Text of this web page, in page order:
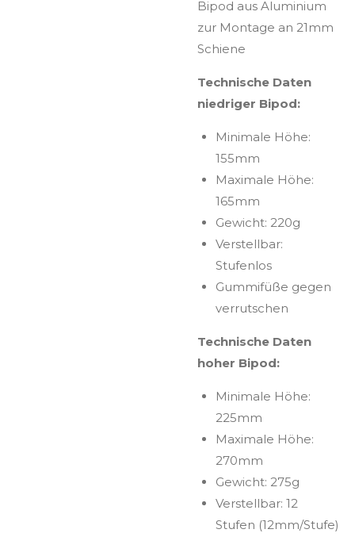
Bipod aus Aluminium
zur Montage an 21mm
Schiene
Technische Daten
niedriger Bipod:
Minimale Höhe:
155mm
Maximale Höhe:
165mm
Gewicht: 220g
Verstellbar:
Stufenlos
Gummifüße gegen
verrutschen
Technische Daten
hoher Bipod:
Minimale Höhe:
225mm
Maximale Höhe:
270mm
Gewicht: 275g
Verstellbar: 12
Stufen (12mm/Stufe)